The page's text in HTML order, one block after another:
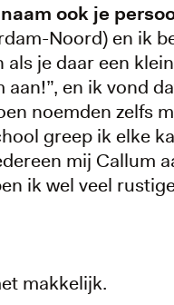
ook je
Noord) en ik
je daar een
en ik vond
noemden zelfs
greep ik elke
mij Callum
ik wel veel
makkelijk.